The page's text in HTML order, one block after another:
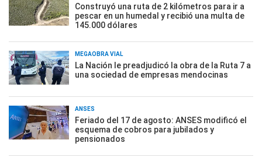
Construyó una ruta de 2 kilómetros para ir a
pescar en un humedal y recibió una multa de
145.000 dólares
MEGAOBRA VIAL
La Nación le preadjudicó la obra de la Ruta 7 a
una sociedad de empresas mendocinas
ANSES
Feriado del 17 de agosto: ANSES modificó el
esquema de cobros para jubilados y
pensionados